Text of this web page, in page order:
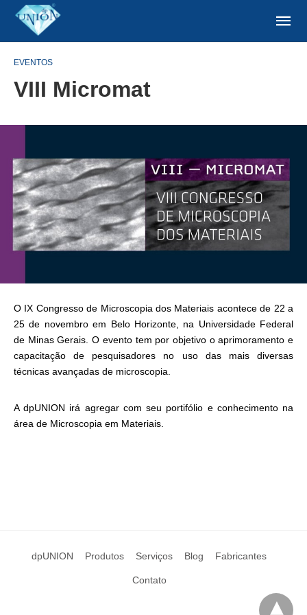
EVENTOS
VIII Micromat
O IX Congresso de Microscopia dos Materiais acontece de 22 a
25 de novembro em Belo Horizonte, na Universidade Federal
de Minas Gerais. O evento tem por objetivo o aprimoramento e
capacitação de pesquisadores no uso das mais diversas
técnicas avançadas de microscopia.
A dpUNION irá agregar com seu portifólio e conhecimento na
área de Microscopia em Materiais.
dpUNION Produtos Serviços Blog Fabricantes
Contato